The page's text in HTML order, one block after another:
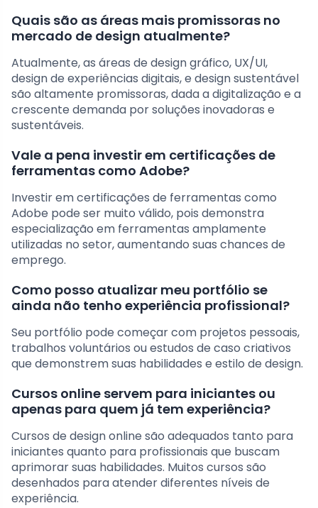
Quais são as áreas mais promissoras no
mercado de design atualmente?
Atualmente, as áreas de design gráfico, UX/UI,
design de experiências digitais, e design sustentável
são altamente promissoras, dada a digitalização e a
crescente demanda por soluções inovadoras e
sustentáveis.
Vale a pena investir em certificações de
ferramentas como Adobe?
Investir em certificações de ferramentas como
Adobe pode ser muito válido, pois demonstra
especialização em ferramentas amplamente
utilizadas no setor, aumentando suas chances de
emprego.
Como posso atualizar meu portfólio se
ainda não tenho experiência profissional?
Seu portfólio pode começar com projetos pessoais,
trabalhos voluntários ou estudos de caso criativos
que demonstrem suas habilidades e estilo de design.
Cursos online servem para iniciantes ou
apenas para quem já tem experiência?
Cursos de design online são adequados tanto para
iniciantes quanto para profissionais que buscam
aprimorar suas habilidades. Muitos cursos são
desenhados para atender diferentes níveis de
experiência.